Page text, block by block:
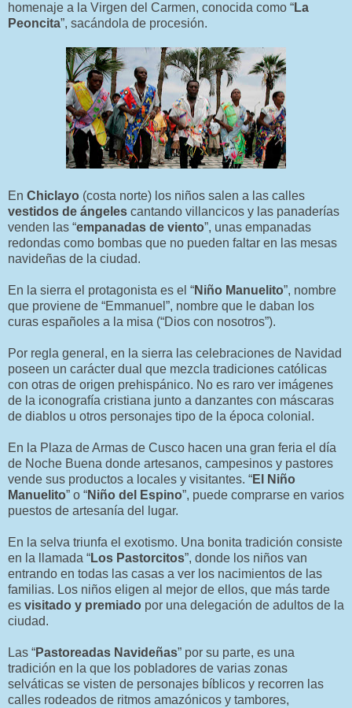
homenaje a la Virgen del Carmen, conocida como “La
Peoncita”, sacándola de procesión.
En Chiclayo (costa norte) los niños salen a las calles
vestidos de ángeles cantando villancicos y las panaderías
venden las “empanadas de viento”, unas empanadas
redondas como bombas que no pueden faltar en las mesas
navideñas de la ciudad.
En la sierra el protagonista es el “Niño Manuelito”, nombre
que proviene de “Emmanuel”, nombre que le daban los
curas españoles a la misa (“Dios con nosotros”).
Por regla general, en la sierra las celebraciones de Navidad
poseen un carácter dual que mezcla tradiciones católicas
con otras de origen prehispánico. No es raro ver imágenes
de la iconografía cristiana junto a danzantes con máscaras
de diablos u otros personajes tipo de la época colonial.
En la Plaza de Armas de Cusco hacen una gran feria el día
de Noche Buena donde artesanos, campesinos y pastores
vende sus productos a locales y visitantes. “El Niño
Manuelito” o “Niño del Espino”, puede comprarse en varios
puestos de artesanía del lugar.
En la selva triunfa el exotismo. Una bonita tradición consiste
en la llamada “Los Pastorcitos”, donde los niños van
entrando en todas las casas a ver los nacimientos de las
familias. Los niños eligen al mejor de ellos, que más tarde
es visitado y premiado por una delegación de adultos de la
ciudad.
Las “Pastoreadas Navideñas” por su parte, es una
tradición en la que los pobladores de varias zonas
selváticas se visten de personajes bíblicos y recorren las
calles rodeados de ritmos amazónicos y tambores,